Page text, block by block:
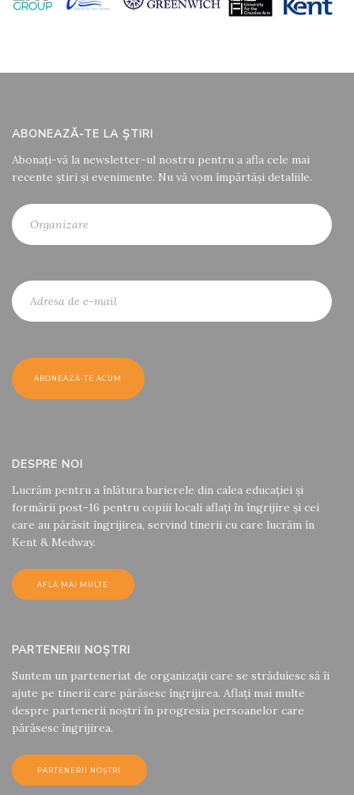
ABONEAZĂ-TE LA ȘTIRI
Abonați-vă la newsletter-ul nostru pentru a afla cele mai
recente știri și evenimente. Nu vă vom împărtăși detaliile.
DESPRE NOI
Lucrăm pentru a înlătura barierele din calea educației și
formării post-16 pentru copiii locali aflați în îngrijire și cei
care au părăsit îngrijirea, servind tinerii cu care lucrăm în
Kent & Medway.
AFLĂ MAI MULTE
PARTENERII NOȘTRI
Suntem un parteneriat de organizații care se străduiesc să îi
ajute pe tinerii care părăsesc îngrijirea. Aflați mai multe
despre partenerii noștri în progresia persoanelor care
părăsesc îngrijirea.
PARTENERII NOȘTRI